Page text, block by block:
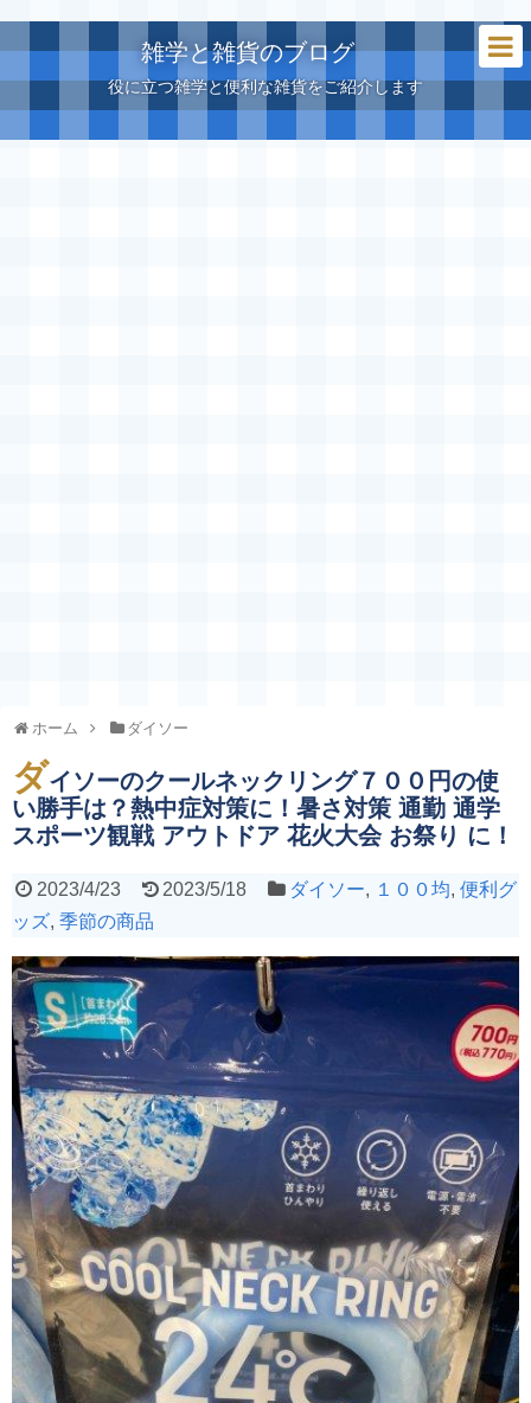
雑学と雑貨のブログ
役に立つ雑学と便利な雑貨をご紹介します
ホーム ダイソー
ダイソーのクールネックリング７００円の使
い勝手は？熱中症対策に！暑さ対策 通勤 通学
スポーツ観戦 アウトドア 花火大会 お祭り に！
2023/4/23 2023/5/18 ダイソー, １００均,便利グ
ッズ, 季節の商品